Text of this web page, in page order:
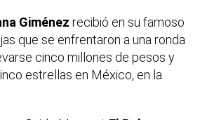
Giménez recibió en su famoso
que se enfrentaron a una ronda
cinco millones de pesos y
estrellas en México, en la